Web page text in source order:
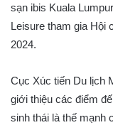
sạn ibis Kuala
Leisure tham gia Hội
2024.
Cục Xúc tiến Du lịch
giới thiệu các điểm
sinh thái là thế mạnh